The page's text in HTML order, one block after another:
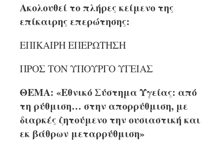
Ακολουθεί το πλήρες κείμενο της
επίκαιρης επερώτησης:
ΕΠΙΚΑΙΡΗ ΕΠΕΡΩΤΗΣΗ
ΠΡΟΣ ΤΟΝ ΥΠΟΥΡΓΟ ΥΓΕΙΑΣ
ΘΕΜΑ: «Εθνικό Σύστημα Υγείας: από
τη ρύθμιση… στην απορρύθμιση, με
διαρκές ζητούμενο την ουσιαστική και
εκ βάθρων μεταρρύθμιση»